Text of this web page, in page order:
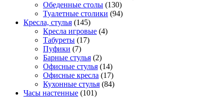
Обеденные столы (130)
Туалетные столики (94)
Кресла, стулья (145)
Кресла игровые (4)
Табуреты (17)
Пуфики (7)
Барные стулья (2)
Офисные стулья (14)
Офисные кресла (17)
Кухонные стулья (84)
Часы настенные (101)